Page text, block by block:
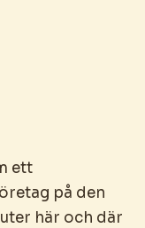
ett
på den
här och där